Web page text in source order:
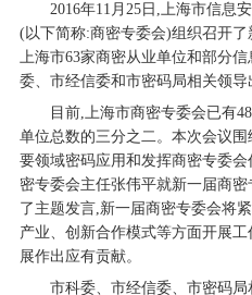
2016年11月25日,上海市信息
(以下简称:商密专委会)组织召开
上海市63家商密从业单位和部分
委、市经信委和市密码局相关领导
目前,上海市商密专委会已有
单位总数的三分之二。本次会议
要领域密码应用和发挥商密专委
密专委会主任张伟平就新一届商
了主题发言,新一届商密专委会将
产业、创新合作模式等方面开展
展作出应有贡献。
市科委、市经信委、市密码